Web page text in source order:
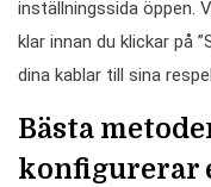
inställningssida öppen.
klar innan du klickar på
dina kablar till sina
Bästa
konfigurerar